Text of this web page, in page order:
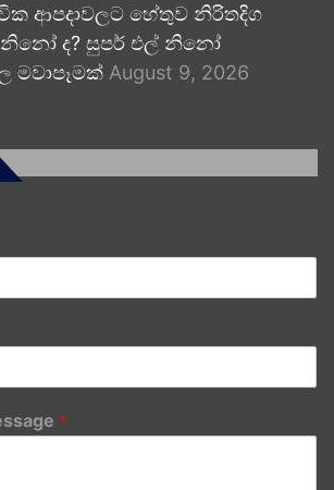
ආපදාවලට හේතුව නිරිතදිග
නිනෝ ද? සුපර් එල් නිනෝ
මවාපෑමක් August 9, 2026
*